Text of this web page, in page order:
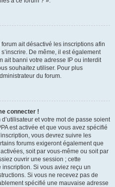
forum ait désactivé les inscriptions afin
De même, il est également
ait banni votre adresse IP ou interdit
souhaitez utiliser. Pour plus
du forum.
connecter !
et votre mot de passe soient
est activée et que vous avez spécifié
vous devrez suivre les
forums exigeront également que
soit par vous-même ou soit par
ouvrir une session ; cette
Si vous aviez reçu un
Si vous ne recevez pas de
spécifié une mauvaise adresse